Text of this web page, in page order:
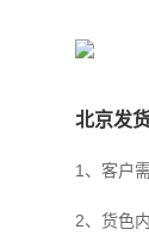
北京发
1、客户
2、货色